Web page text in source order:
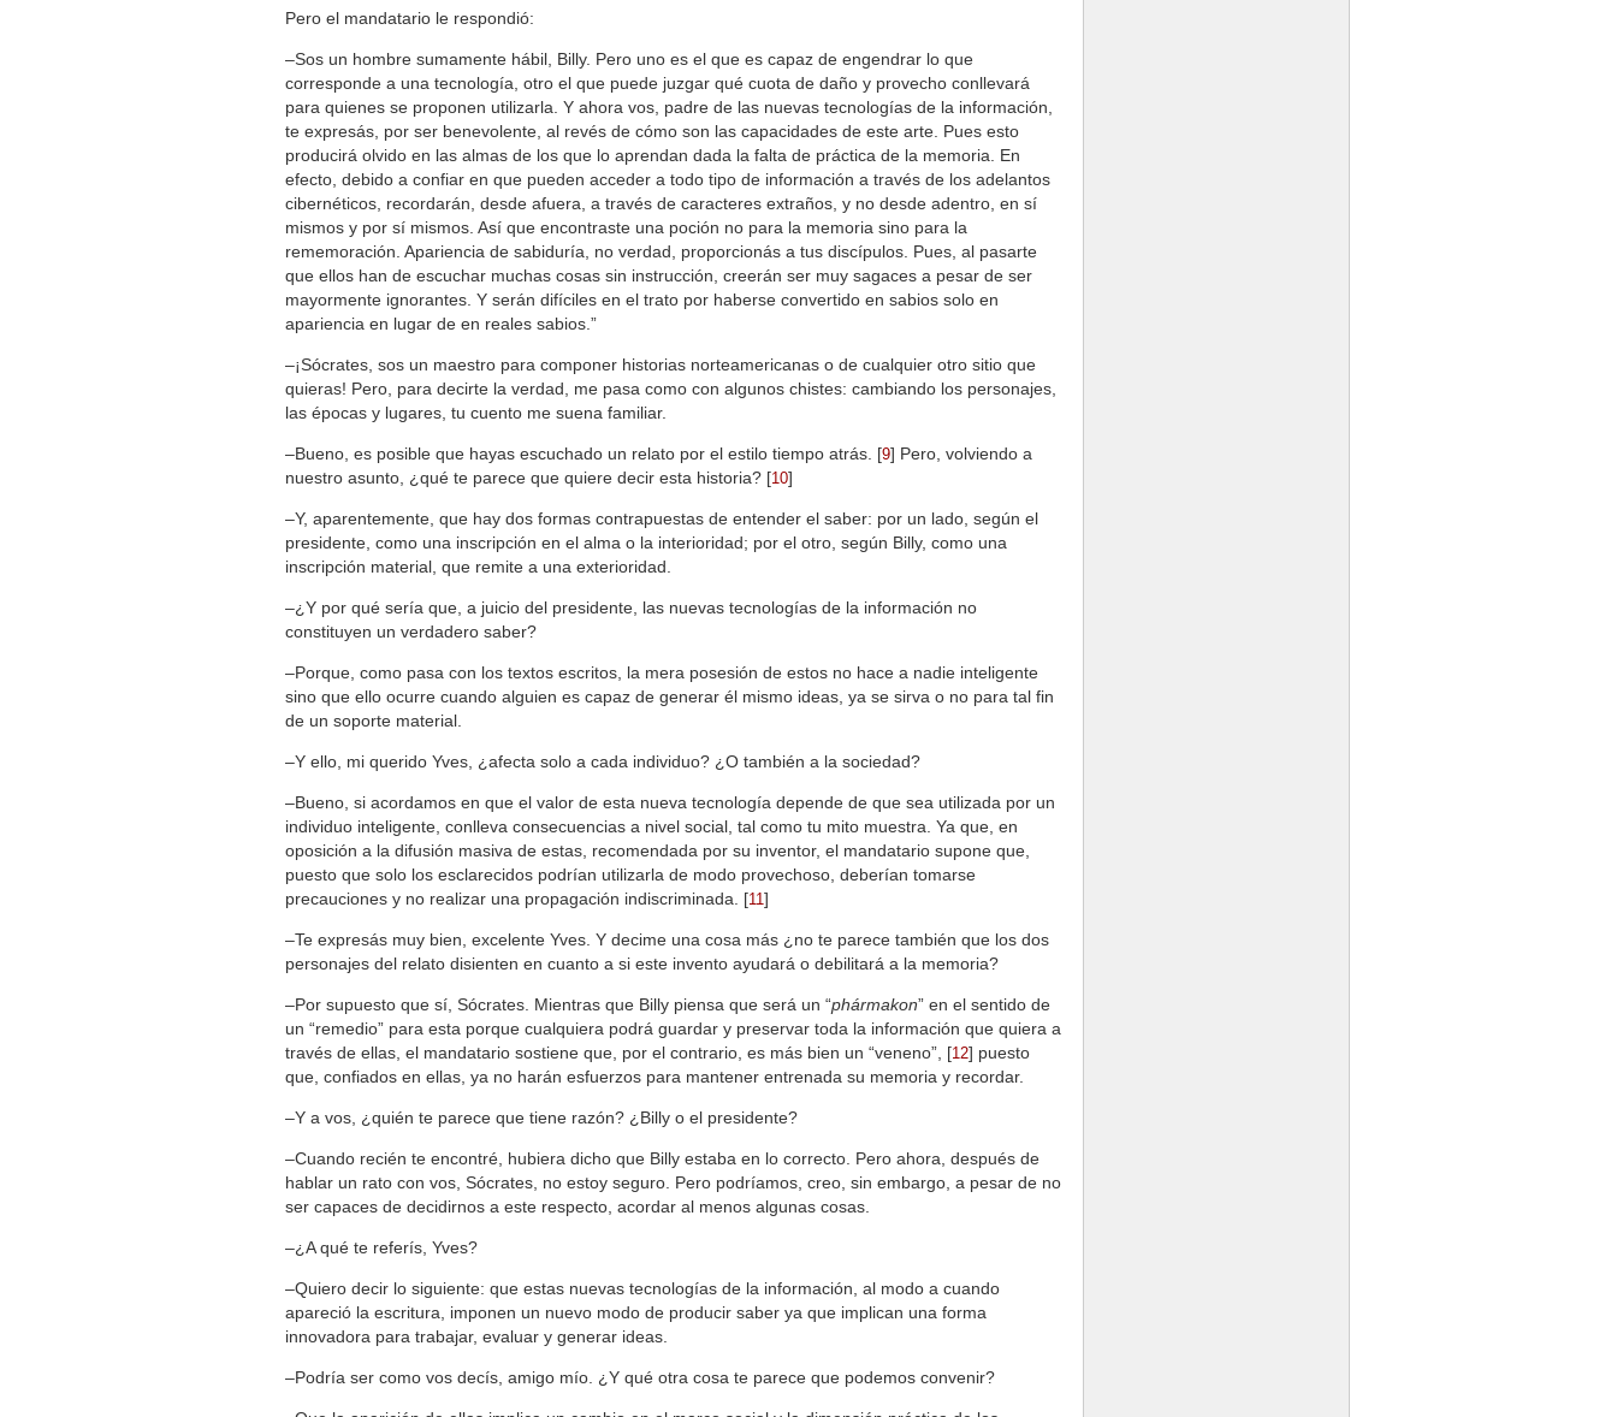
Pero el mandatario le respondió:
‒Sos un hombre sumamente hábil, Billy. Pero uno es el que es capaz de engendrar lo que
corresponde a una tecnología, otro el que puede juzgar qué cuota de daño y provecho conllevará
para quienes se proponen utilizarla. Y ahora vos, padre de las nuevas tecnologías de la información,
te expresás, por ser benevolente, al revés de cómo son las capacidades de este arte. Pues esto
producirá olvido en las almas de los que lo aprendan dada la falta de práctica de la memoria. En
efecto, debido a confiar en que pueden acceder a todo tipo de información a través de los adelantos
cibernéticos, recordarán, desde afuera, a través de caracteres extraños, y no desde adentro, en sí
mismos y por sí mismos. Así que encontraste una poción no para la memoria sino para la
rememoración. Apariencia de sabiduría, no verdad, proporcionás a tus discípulos. Pues, al pasarte
que ellos han de escuchar muchas cosas sin instrucción, creerán ser muy sagaces a pesar de ser
mayormente ignorantes. Y serán difíciles en el trato por haberse convertido en sabios solo en
apariencia en lugar de en reales sabios.”
‒¡Sócrates, sos un maestro para componer historias norteamericanas o de cualquier otro sitio que
quieras! Pero, para decirte la verdad, me pasa como con algunos chistes: cambiando los personajes,
las épocas y lugares, tu cuento me suena familiar.
‒Bueno, es posible que hayas escuchado un relato por el estilo tiempo atrás. [9] Pero, volviendo a
nuestro asunto, ¿qué te parece que quiere decir esta historia? [10]
‒Y, aparentemente, que hay dos formas contrapuestas de entender el saber: por un lado, según el
presidente, como una inscripción en el alma o la interioridad; por el otro, según Billy, como una
inscripción material, que remite a una exterioridad.
‒¿Y por qué sería que, a juicio del presidente, las nuevas tecnologías de la información no
constituyen un verdadero saber?
‒Porque, como pasa con los textos escritos, la mera posesión de estos no hace a nadie inteligente
sino que ello ocurre cuando alguien es capaz de generar él mismo ideas, ya se sirva o no para tal fin
de un soporte material.
‒Y ello, mi querido Yves, ¿afecta solo a cada individuo? ¿O también a la sociedad?
‒Bueno, si acordamos en que el valor de esta nueva tecnología depende de que sea utilizada por un
individuo inteligente, conlleva consecuencias a nivel social, tal como tu mito muestra. Ya que, en
oposición a la difusión masiva de estas, recomendada por su inventor, el mandatario supone que,
puesto que solo los esclarecidos podrían utilizarla de modo provechoso, deberían tomarse
precauciones y no realizar una propagación indiscriminada.
[11]
‒Te expresás muy bien, excelente Yves. Y decime una cosa más ¿no te parece también que los dos
personajes del relato disienten en cuanto a si este invento ayudará o debilitará a la memoria?
‒Por supuesto que sí, Sócrates. Mientras que Billy piensa que será un “phármakon” en el sentido de
un “remedio” para esta porque cualquiera podrá guardar y preservar toda la información que quiera a
través de ellas, el mandatario sostiene que, por el contrario, es más bien un “veneno”, [12] puesto
que, confiados en ellas, ya no harán esfuerzos para mantener entrenada su memoria y recordar.
‒Y a vos, ¿quién te parece que tiene razón? ¿Billy o el presidente?
‒Cuando recién te encontré, hubiera dicho que Billy estaba en lo correcto. Pero ahora, después de
hablar un rato con vos, Sócrates, no estoy seguro. Pero podríamos, creo, sin embargo, a pesar de no
ser capaces de decidirnos a este respecto, acordar al menos algunas cosas.
‒¿A qué te referís, Yves?
‒Quiero decir lo siguiente: que estas nuevas tecnologías de la información, al modo a cuando
apareció la escritura, imponen un nuevo modo de producir saber ya que implican una forma
innovadora para trabajar, evaluar y generar ideas.
‒Podría ser como vos decís, amigo mío. ¿Y qué otra cosa te parece que podemos convenir?